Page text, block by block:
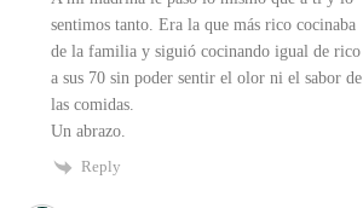
sentimos tanto. Era la que más rico cocinaba
de la familia y siguió cocinando igual de rico
a sus 70 sin poder sentir el olor ni el sabor de
las comidas.
Un abrazo.
Reply